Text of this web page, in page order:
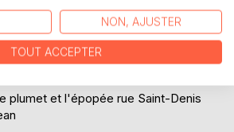
plumet et l'épopée rue Saint-Denis
NON, AJUSTER
TOUT ACCEPTER